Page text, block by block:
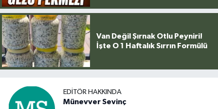
Van Değil Şırnak Otlu Peyniri!
İşte O 1 Haftalık Sırrın Formülü
EDITÖR HAKKINDA
Münevver Sevinç